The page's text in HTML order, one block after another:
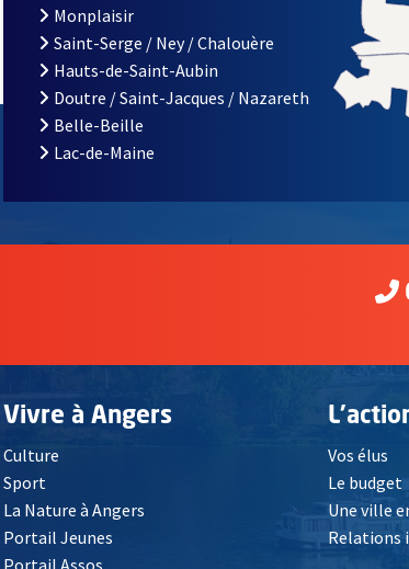
fenêtrefenêtre
Monplaisir
Saint-Serge / Ney / Chalouère
Hauts-de-Saint-Aubin
Doutre / Saint-Jacques / Nazareth
Belle-Beille
Lac-de-Maine
Vivre à Angers
Culture
Sport
La Nature à Angers
Portail Jeunes
Portail Assos
Vos élus
Le budget
Une ville
Relations